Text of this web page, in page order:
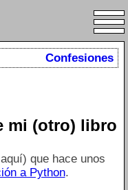
Confesiones
mi (otro) libro
que hace unos
a Python.